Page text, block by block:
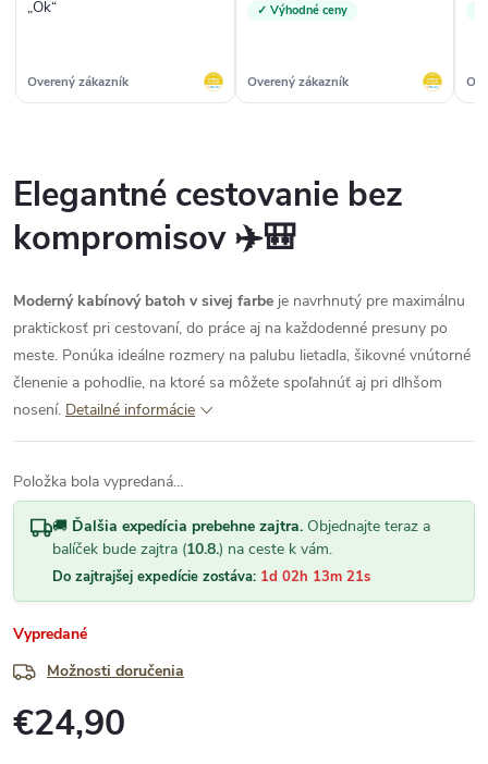
„Ok“
Overený zákazník
✓ Výhodné ceny
Overený zákazník
Elegantné cestovanie bez
kompromisov ✈️🎒
Moderný kabínový batoh v sivej farbe je navrhnutý pre maximálnu
praktickosť pri cestovaní, do práce aj na každodenné presuny po
meste. Ponúka ideálne rozmery na palubu lietadla, šikovné vnútorné
členenie a pohodlie, na ktoré sa môžete spoľahnúť aj pri dlhšom
nosení. Detailné informácie
Položka bola vypredaná…
🚚 Ďalšia expedícia prebehne zajtra. Objednajte teraz a
balíček bude zajtra (10.8.) na ceste k vám.
Do zajtrajšej expedície zostáva: 1d 02h 13m 20s
Vypredané
Možnosti doručenia
€24,90